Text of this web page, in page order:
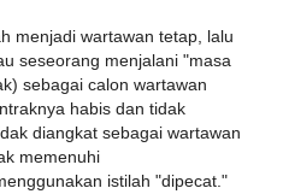
menjadi wartawan tetap, lalu
seseorang menjalani "masa
sebagai calon wartawan
habis dan tidak
diangkat sebagai wartawan
memenuhi
istilah "dipecat."